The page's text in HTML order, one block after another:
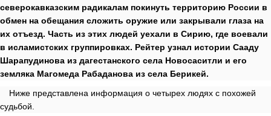
северокавказским радикалам покинуть территорию России в
обмен на обещания сложить оружие или закрывали глаза на
их отъезд. Часть из этих людей уехали в Сирию, где воевали
в исламистских группировках. Рейтер узнал истории Сааду
Шарапудинова из дагестанского села Новосаситли и его
земляка Магомеда Рабаданова из села Берикей.
Ниже представлена информация о четырех людях с похожей
судьбой.